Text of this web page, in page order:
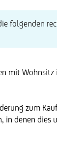
folgenden
mit Wohnsitz
zum
in denen dies